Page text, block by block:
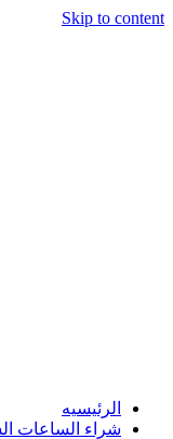
Skip to content
الرئيسيه
شراء الساعات